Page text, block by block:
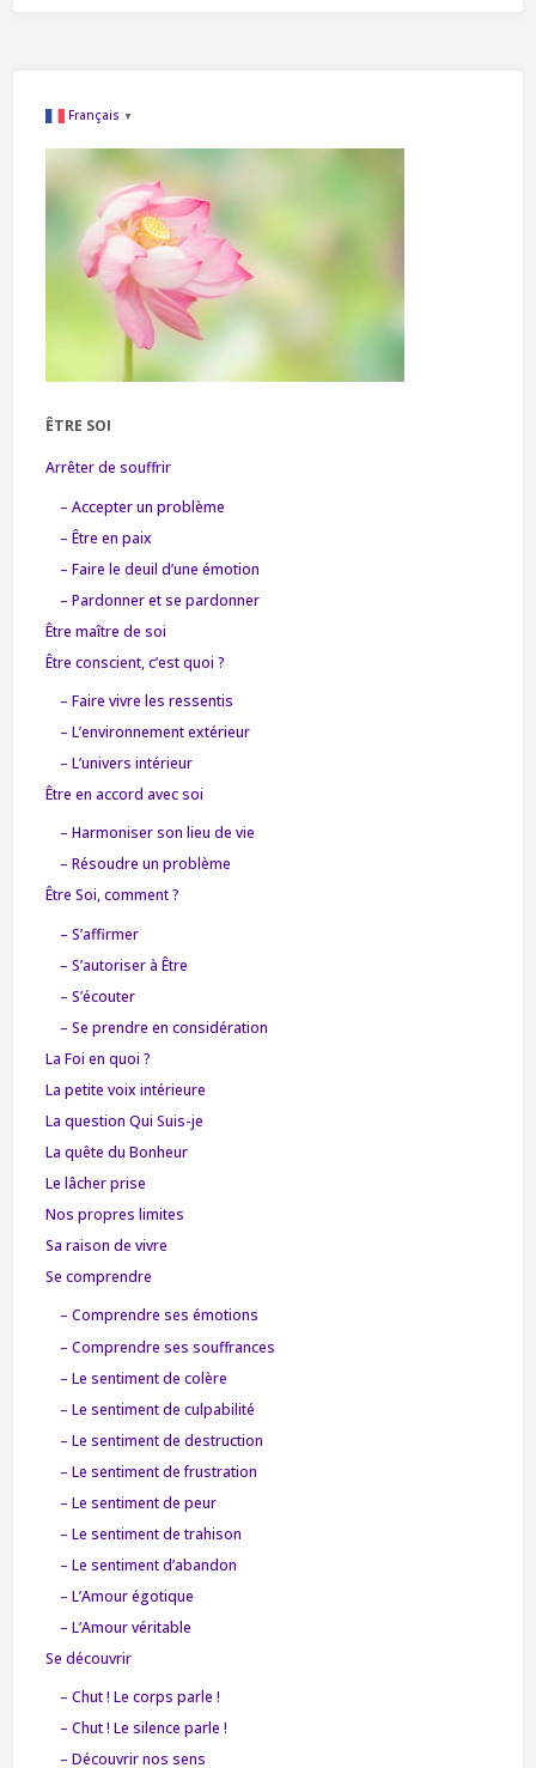
Français ▼
ÊTRE SOI
Arrêter de souffrir
– Accepter un problème
– Être en paix
– Faire le deuil d’une émotion
– Pardonner et se pardonner
Être maître de soi
Être conscient, c’est quoi ?
– Faire vivre les ressentis
– L’environnement extérieur
– L’univers intérieur
Être en accord avec soi
– Harmoniser son lieu de vie
– Résoudre un problème
Être Soi, comment ?
– S’affirmer
– S’autoriser à Être
– S’écouter
– Se prendre en considération
La Foi en quoi ?
La petite voix intérieure
La question Qui Suis-je
La quête du Bonheur
Le lâcher prise
Nos propres limites
Sa raison de vivre
Se comprendre
– Comprendre ses émotions
– Comprendre ses souffrances
– Le sentiment de colère
– Le sentiment de culpabilité
– Le sentiment de destruction
– Le sentiment de frustration
– Le sentiment de peur
– Le sentiment de trahison
– Le sentiment d’abandon
– L’Amour égotique
– L’Amour véritable
Se découvrir
– Chut ! Le corps parle !
– Chut ! Le silence parle !
– Découvrir nos sens